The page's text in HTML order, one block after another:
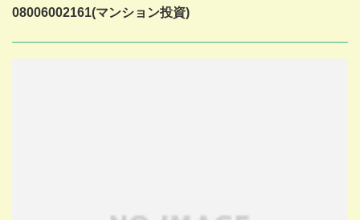
08006002161(マンション投資)